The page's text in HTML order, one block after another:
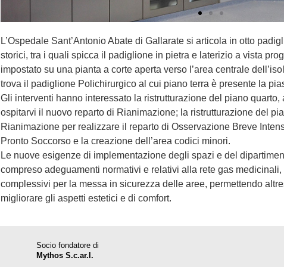
L’Ospedale Sant’Antonio Abate di Gallarate si articola in otto
storici, tra i quali spicca il padiglione in pietra e laterizio a vista
impostato su una pianta a corte aperta verso l’area centrale
trova il padiglione Polichirurgico al cui piano terra è presente la
Gli interventi hanno interessato la ristrutturazione del piano
ospitarvi il nuovo reparto di Rianimazione; la ristrutturazione del
Rianimazione per realizzare il reparto di Osservazione Breve
Pronto Soccorso e la creazione dell’area codici minori.
Le nuove esigenze di implementazione degli spazi e del
compreso adeguamenti normativi e relativi alla rete gas
complessivi per la messa in sicurezza delle aree, permettendo
migliorare gli aspetti estetici e di comfort.
Socio fondatore di
Mythos S.c.ar.l.